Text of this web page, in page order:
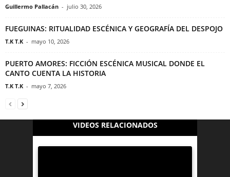
Guillermo Pallacán - julio 30, 2026
FUEGUINAS: RITUALIDAD ESCÉNICA Y GEOGRAFÍA DEL DESPOJO
T.K T.K - mayo 10, 2026
PUERTO AMORES: FICCIÓN ESCÉNICA MUSICAL DONDE EL
CANTO CUENTA LA HISTORIA
T.K T.K - mayo 7, 2026
VIDEOS RELACIONADOS